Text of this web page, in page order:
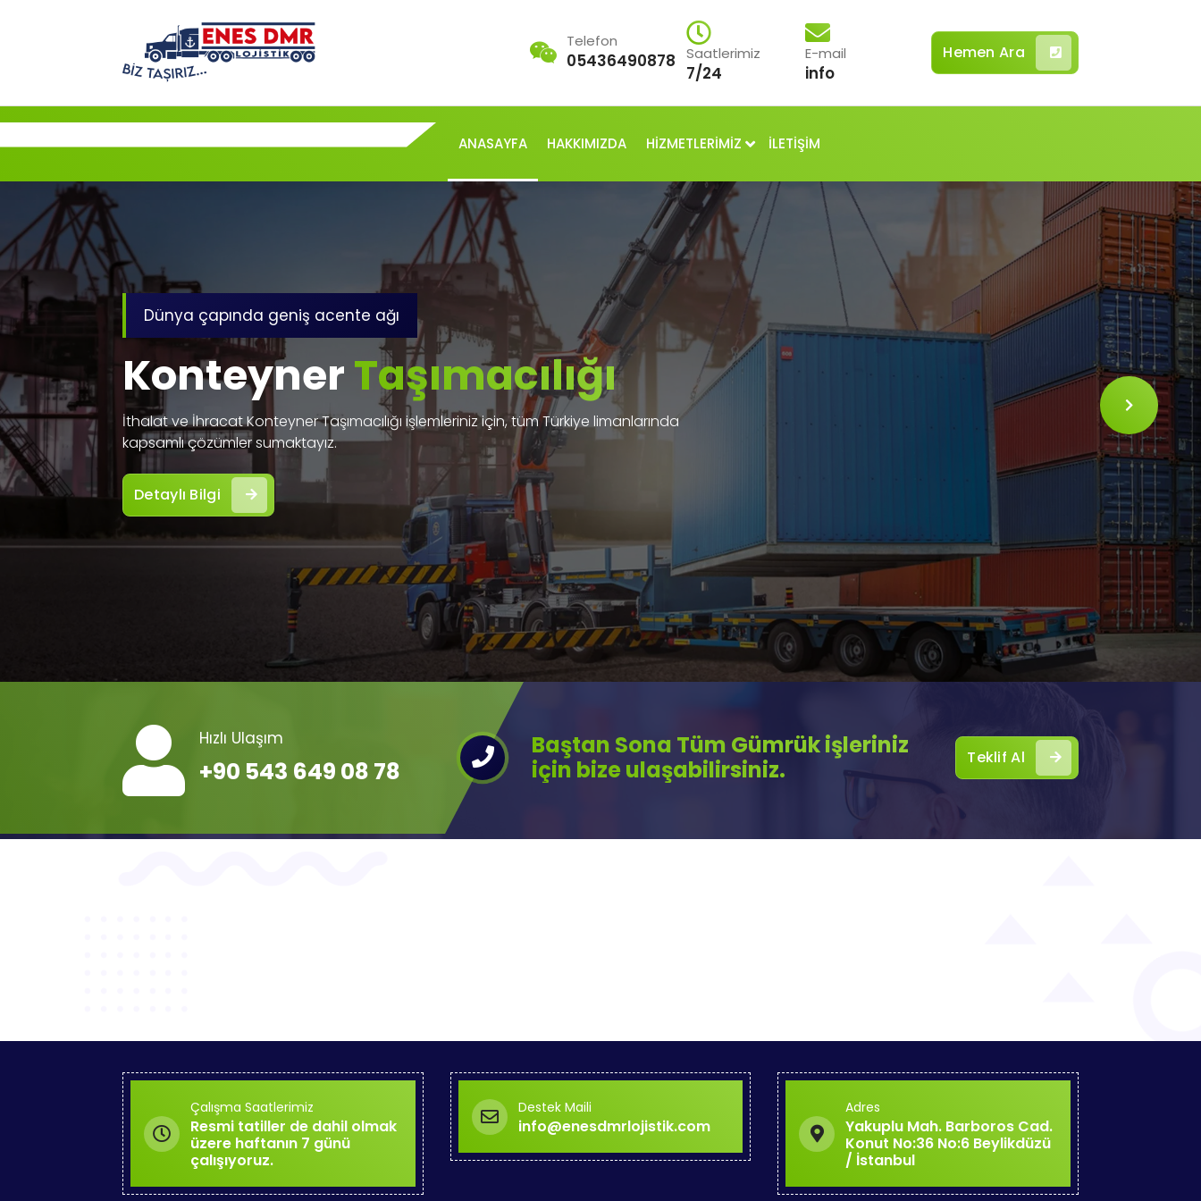
Telefon
05436490878 Saatlerimiz
7/24
E-mail
info
Hemen Ara
ANASAYFA HAKKIMIZDA HİZMETLERİMİZ İLETİŞİM
Dünya çapında geniş acente ağı
KonteynerTaşımacılığı
İthalat ve İhracat Konteyner Taşımacılığı işlemleriniz için, tüm Türkiye limanlarında
kapsamlı çözümler sumaktayız.
Detaylı Bilgi
Hızlı Ulaşım
+90 543 649 08 78
Baştan Sona Tüm Gümrük işleriniz
için bize ulaşabilirsiniz.
Teklif Al
Çalışma Saatlerimiz
Resmi tatiller de dahil olmak
üzere haftanın 7 günü
çalışıyoruz.
Destek Maili
info@enesdmrlojistik.com
Adres
Yakuplu Mah. Barboros Cad.
Konut No:36 No:6 Beylikdüzü
/ İstanbul